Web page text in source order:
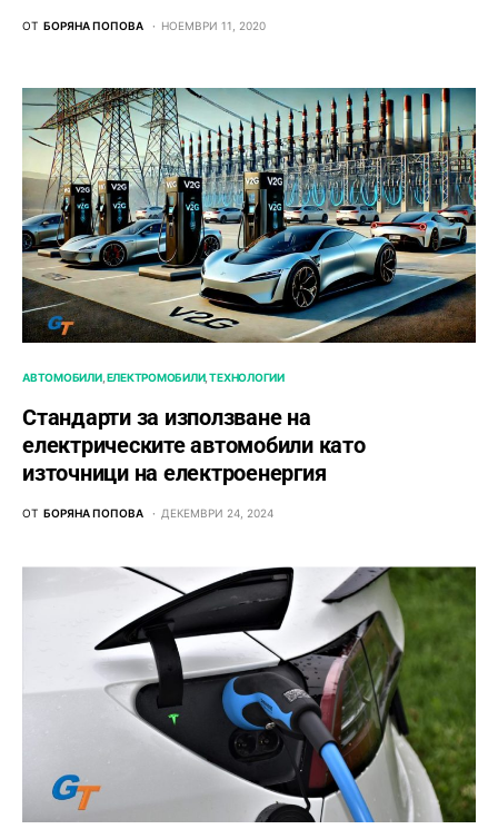
ОТ БОРЯНА ПОПОВА НОЕМВРИ 11, 2020
АВТОМОБИЛИ ЕЛЕКТРОМОБИЛИ ТЕХНОЛОГИИ
Стандарти за използване на
електрическите автомобили като
източници на електроенергия
ОТ БОРЯНА ПОПОВА ДЕКЕМВРИ 24, 2024